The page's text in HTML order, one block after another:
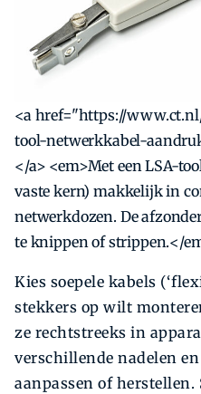
<a href="https://
tool-netwerkkabel-
</a> <em>Met een LSA-
vaste kern) makkelijk in
netwerkdozen. De
te knippen of strippen.</
Kies soepele kabels
stekkers op wilt
ze rechtstreeks in
verschillende nadelen
aanpassen of herstellen.